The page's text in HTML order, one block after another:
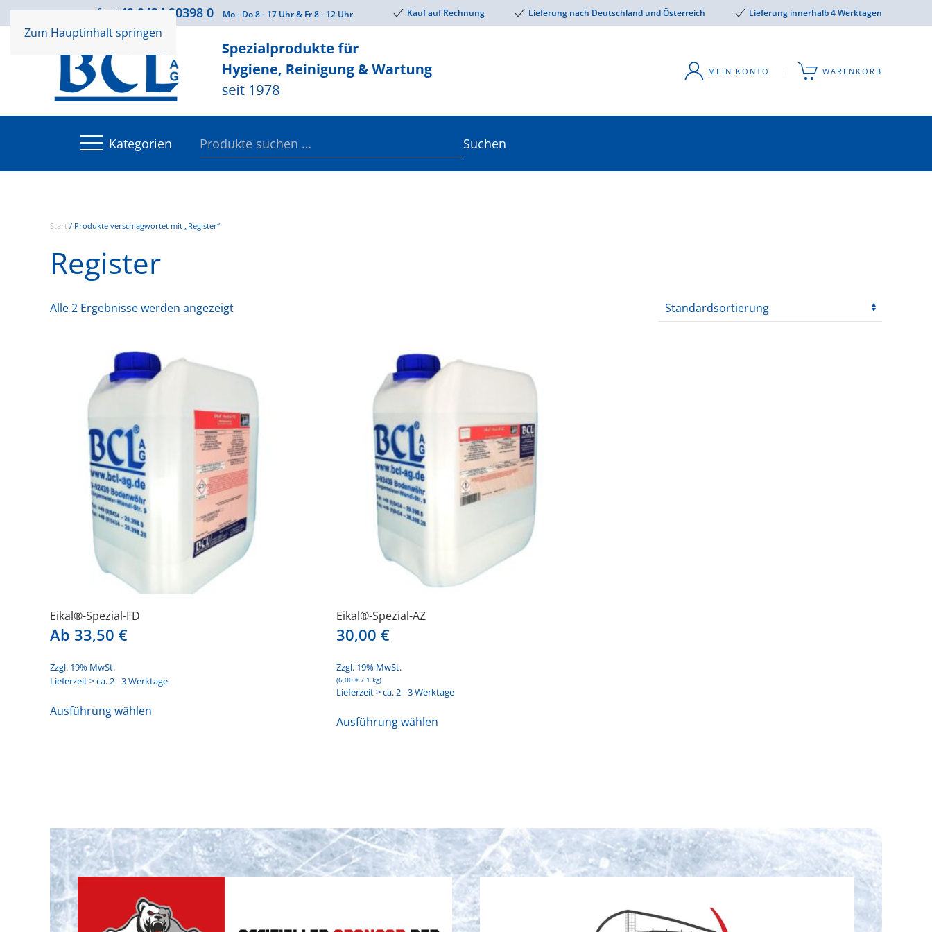
Zum Hauptinhalt springen
Beratung +49 9434 20398 0 Mo - Do 8 - 17 Uhr & Fr 8 - 12 Uhr Kauf auf Rechnung Lieferung nach Deutschland und Österreich Lieferung innerhalb 4 Werktagen
MEIN KONTO WARENKORB
Kategorien
Suchen
nach:
Suchen
Start / Produkte verschlagwortet mit „Register“
Register
Alle 2 Ergebnisse werden angezeigt
Eikal®-Spezial-FD
Ab 33,50 €
Zzgl. 19% MwSt.
Lieferzeit > ca. 2 - 3 Werktage
Ausführung wählen
können
auf
der
gewählt
Eikal®-Spezial-AZ
30,00€
Zzgl. 19% MwSt.
(6,00€ / 1 kg)
Lieferzeit > ca. 2 - 3 Werktage
Ausführung wählen
Optionen
können
auf
der
Produktseite
gewählt